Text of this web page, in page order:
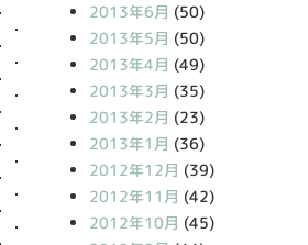
2013年6月 (50)
2013年5月 (50)
2013年4月 (49)
2013年3月 (35)
2013年2月 (23)
2013年1月 (36)
2012年12月 (39)
2012年11月 (42)
2012年10月 (45)